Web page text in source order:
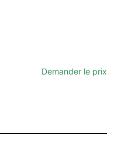
Demander le prix